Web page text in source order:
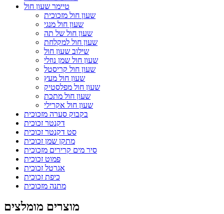
טיימר שעון חול
שעון חול מזכוכית
שעון חול מנגי
שעון חול של תה
שעון חול למקלחת
שילוב שעון חול
שעון חול שמן נוזלי
שעון חול קריסטל
שעון חול מעץ
שעון חול מפלסטיק
שעון חול מתכת
שעון חול אקרילי
בקבוק סערה מזכוכית
דקנטר זכוכית
סט דקנטר זכוכית
מתקן שמן זכוכית
סיר מים קרירים מזכוכית
פמוט זכוכית
אגרטל זכוכית
כיפת זכוכית
מתנה מזכוכית
מוצרים מומלצים